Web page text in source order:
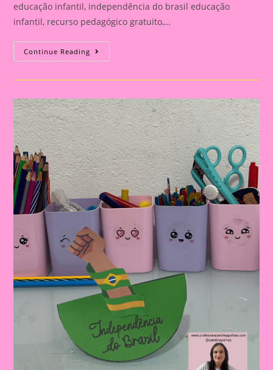
educação infantil, independência do brasil educação
infantil, recurso pedagógico gratuito,…
Continue Reading ATIVIDADE
PARA
DIA
PARA
IMPRIMIR